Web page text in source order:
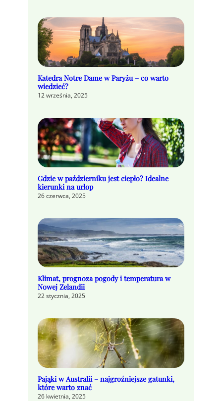
Katedra Notre Dame w Paryżu – co warto
wiedzieć?
12 września, 2025
Gdzie w październiku jest ciepło? Idealne
kierunki na urlop
26 czerwca, 2025
Klimat, prognoza pogody i temperatura w
Nowej Zelandii
22 stycznia, 2025
Pająki w Australii – najgroźniejsze gatunki,
które warto znać
26 kwietnia, 2025